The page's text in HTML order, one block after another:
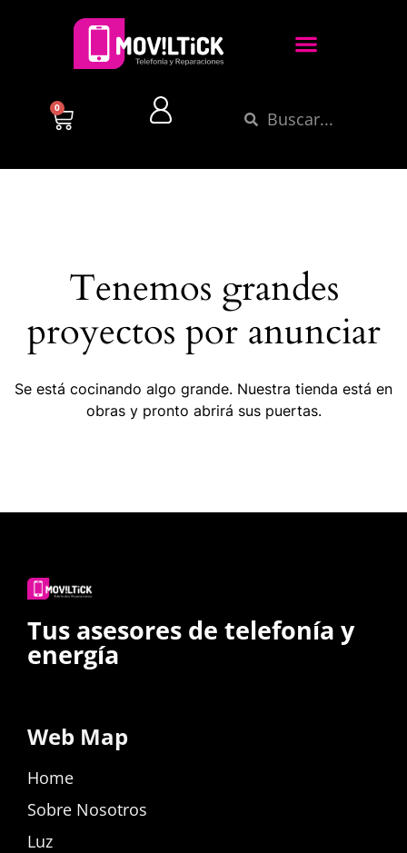
0
Tenemos grandes
proyectos por anunciar
Se está cocinando algo grande. Nuestra tienda está en
obras y pronto abrirá sus puertas.
Tus asesores de telefonía y
energía
Web Map
Home
Sobre Nosotros
Luz